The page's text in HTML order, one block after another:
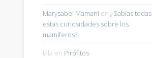
Marysabel Mamani en ¿Sabías todas
estas curiosidades sobre los
mamíferos?
lala en Pirófitos